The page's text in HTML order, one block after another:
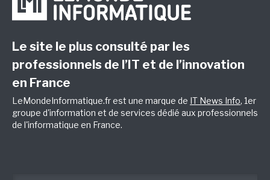
Le site le plus consulté par les
professionnels de l’IT et de l’innovation
en France
LeMondeInformatique.fr est une marque de IT News Info, 1er
groupe d'information et de services dédié aux professionnels
de l'informatique en France.